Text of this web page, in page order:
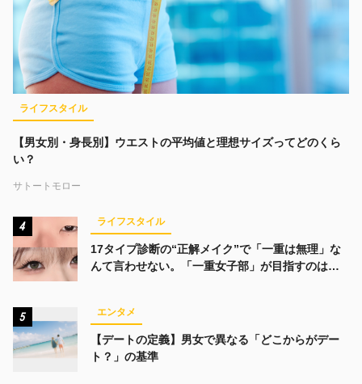
ライフスタイル
【男女別・身長別】ウエストの平均値と理想サイズってどのくら
い？
サトートモロー
4 ライフスタイル
17タイプ診断の“正解メイク”で「一重は無理」な
んて言わせない。「一重女子部」が目指すのは、
5 エンタメ
【デートの定義】男女で異なる「どこからがデー
ト？」の基準